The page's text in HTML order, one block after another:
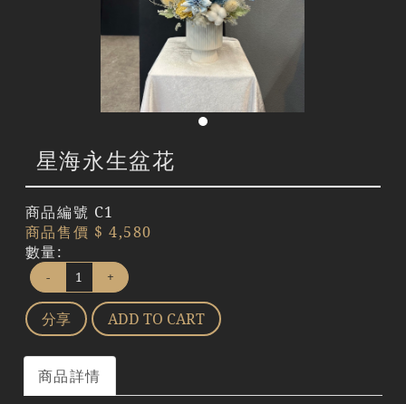
星海永生盆花
商品編號 C1
商品售價 $ 4,580
數量:
- +
分享 ADD TO CART
商品詳情